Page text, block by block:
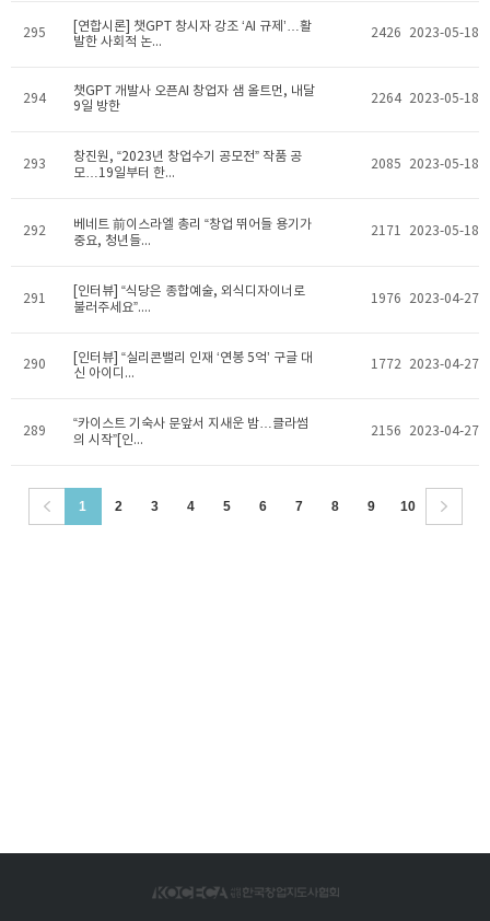
295
[연합시론] 챗GPT 창시자 강조 ‘AI 규제’…활
발한 사회적 논...
2426 2023-05-18
294
챗GPT 개발사 오픈AI 창업자 샘 올트먼, 내달
9일 방한
2264 2023-05-18
293
창진원, “2023년 창업수기 공모전” 작품 공
모…19일부터 한...
2085 2023-05-18
292
베네트 前이스라엘 총리 “창업 뛰어들 용기가
중요, 청년들...
2171 2023-05-18
291
[인터뷰] “식당은 종합예술, 외식디자이너로
불러주세요”....
1976 2023-04-27
290
[인터뷰] “실리콘밸리 인재 ‘연봉 5억’ 구글 대
신 아이디...
1772 2023-04-27
289
“카이스트 기숙사 문앞서 지새운 밤…클라썸
의 시작”[인...
2156 2023-04-27
1 2 3 4 5 6 7 8 9 10